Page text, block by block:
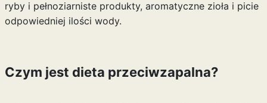
ryby i pełnoziarniste produkty, aromatyczne zioła i picie
odpowiedniej ilości wody.
Czym jest dieta przeciwzapalna?